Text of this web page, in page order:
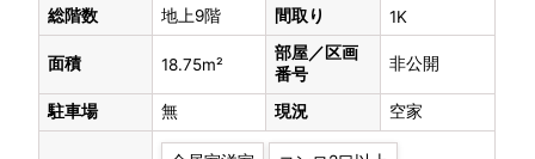
総階数
地上9階 間取り 1K
面積 18.75m²
部屋／区画
番号
非公開
駐車場 無 現況 空家